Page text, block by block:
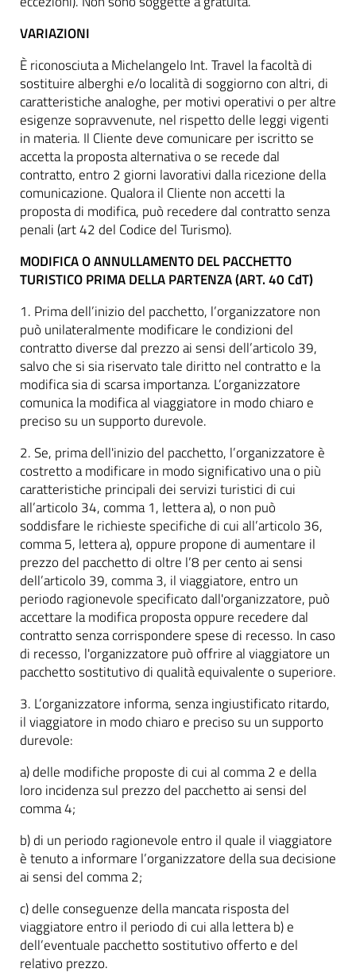
VARIAZIONI
È riconosciuta a Michelangelo Int. Travel la facoltà di
sostituire alberghi e/o località di soggiorno con altri, di
caratteristiche analoghe, per motivi operativi o per altre
esigenze sopravvenute, nel rispetto delle leggi vigenti
in materia. Il Cliente deve comunicare per iscritto se
accetta la proposta alternativa o se recede dal
contratto, entro 2 giorni lavorativi dalla ricezione della
comunicazione. Qualora il Cliente non accetti la
proposta di modifica, può recedere dal contratto senza
penali (art 42 del Codice del Turismo).
MODIFICA O ANNULLAMENTO DEL PACCHETTO
TURISTICO PRIMA DELLA PARTENZA (ART. 40 CdT)
1. Prima dell’inizio del pacchetto, l’organizzatore non
può unilateralmente modificare le condizioni del
contratto diverse dal prezzo ai sensi dell’articolo 39,
salvo che si sia riservato tale diritto nel contratto e la
modifica sia di scarsa importanza. L’organizzatore
comunica la modifica al viaggiatore in modo chiaro e
preciso su un supporto durevole.
2. Se, prima dell'inizio del pacchetto, l’organizzatore è
costretto a modificare in modo significativo una o più
caratteristiche principali dei servizi turistici di cui
all’articolo 34, comma 1, lettera a), o non può
soddisfare le richieste specifiche di cui all’articolo 36,
comma 5, lettera a), oppure propone di aumentare il
prezzo del pacchetto di oltre l’8 per cento ai sensi
dell’articolo 39, comma 3, il viaggiatore, entro un
periodo ragionevole specificato dall'organizzatore, può
accettare la modifica proposta oppure recedere dal
contratto senza corrispondere spese di recesso. In caso
di recesso, l'organizzatore può offrire al viaggiatore un
pacchetto sostitutivo di qualità equivalente o superiore.
3. L’organizzatore informa, senza ingiustificato ritardo,
il viaggiatore in modo chiaro e preciso su un supporto
durevole:
a) delle modifiche proposte di cui al comma 2 e della
loro incidenza sul prezzo del pacchetto ai sensi del
comma 4;
b) di un periodo ragionevole entro il quale il viaggiatore
è tenuto a informare l’organizzatore della sua decisione
ai sensi del comma 2;
c) delle conseguenze della mancata risposta del
viaggiatore entro il periodo di cui alla lettera b) e
dell’eventuale pacchetto sostitutivo offerto e del
relativo prezzo.